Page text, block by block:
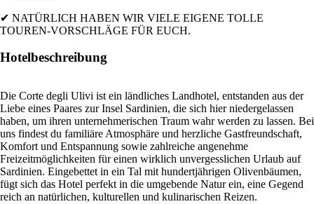
✔ NATÜRLICH HABEN WIR VIELE EIGENE TOLLE
TOUREN-VORSCHLÄGE FÜR EUCH.
Hotelbeschreibung
Die Corte degli Ulivi ist ein ländliches Landhotel, entstanden aus der
Liebe eines Paares zur Insel Sardinien, die sich hier niedergelassen
haben, um ihren unternehmerischen Traum wahr werden zu lassen. Bei
uns findest du familiäre Atmosphäre und herzliche Gastfreundschaft,
Komfort und Entspannung sowie zahlreiche angenehme
Freizeitmöglichkeiten für einen wirklich unvergesslichen Urlaub auf
Sardinien. Eingebettet in ein Tal mit hundertjährigen Olivenbäumen,
fügt sich das Hotel perfekt in die umgebende Natur ein, eine Gegend
reich an natürlichen, kulturellen und kulinarischen Reizen.